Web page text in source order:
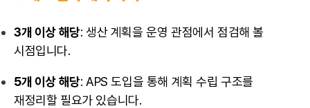
3개 이상 해당: 생산 계획을 운영 관점에서 점검해 볼
시점입니다.
5개 이상 해당: APS 도입을 통해 계획 수립 구조를
재정리할 필요가 있습니다.